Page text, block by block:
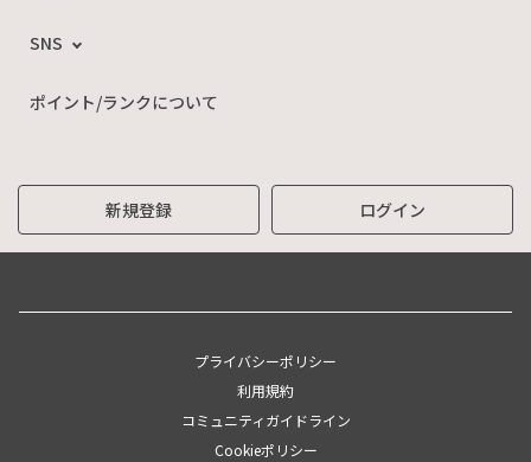
SNS
ポイント/ランクについて
新規登録 ログイン
プライバシーポリシー
利用規約
コミュニティガイドライン
Cookieポリシー